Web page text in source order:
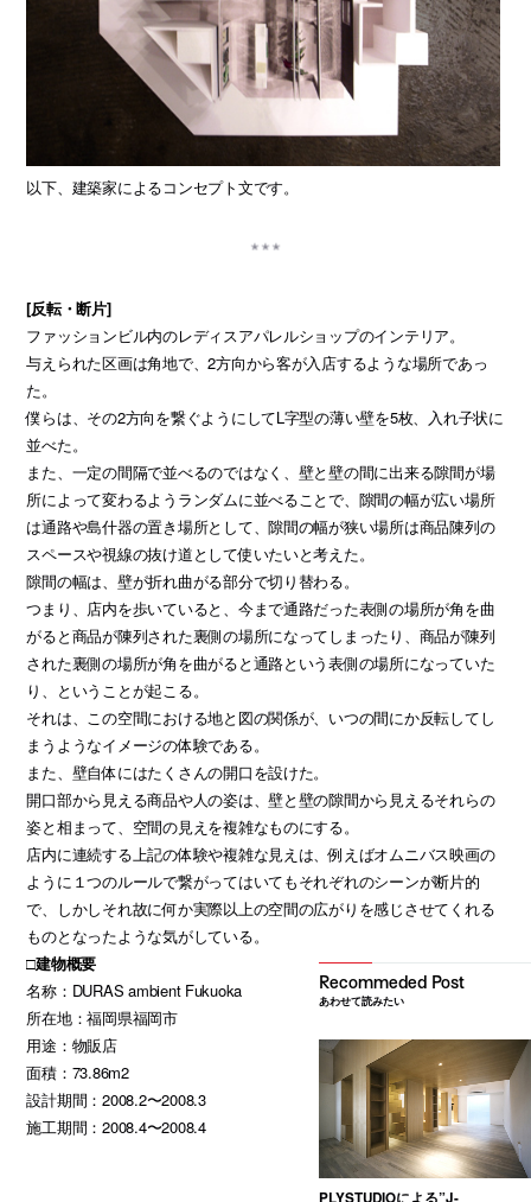
以下、建築家によるコンセプト文です。
[反転・断片]
ファッションビル内のレディスアパレルショップのインテリア。
与えられた区画は角地で、2方向から客が入店するような場所であっ
た。
僕らは、その2方向を繋ぐようにしてL字型の薄い壁を5枚、入れ子状に
並べた。
また、一定の間隔で並べるのではなく、壁と壁の間に出来る隙間が場
所によって変わるようランダムに並べることで、隙間の幅が広い場所
は通路や島什器の置き場所として、隙間の幅が狭い場所は商品陳列の
スペースや視線の抜け道として使いたいと考えた。
隙間の幅は、壁が折れ曲がる部分で切り替わる。
つまり、店内を歩いていると、今まで通路だった表側の場所が角を曲
がると商品が陳列された裏側の場所になってしまったり、商品が陳列
された裏側の場所が角を曲がると通路という表側の場所になっていた
り、ということが起こる。
それは、この空間における地と図の関係が、いつの間にか反転してし
まうようなイメージの体験である。
また、壁自体にはたくさんの開口を設けた。
開口部から見える商品や人の姿は、壁と壁の隙間から見えるそれらの
姿と相まって、空間の見えを複雑なものにする。
店内に連続する上記の体験や複雑な見えは、例えばオムニバス映画の
ように１つのルールで繋がってはいてもそれぞれのシーンが断片的
で、しかしそれ故に何か実際以上の空間の広がりを感じさせてくれる
ものとなったような気がしている。
□建物概要
名称：DURAS ambient Fukuoka
所在地：福岡県福岡市
用途：物販店
面積：73.86m2
設計期間：2008.2〜2008.3
施工期間：2008.4〜2008.4
あわせて読みたい